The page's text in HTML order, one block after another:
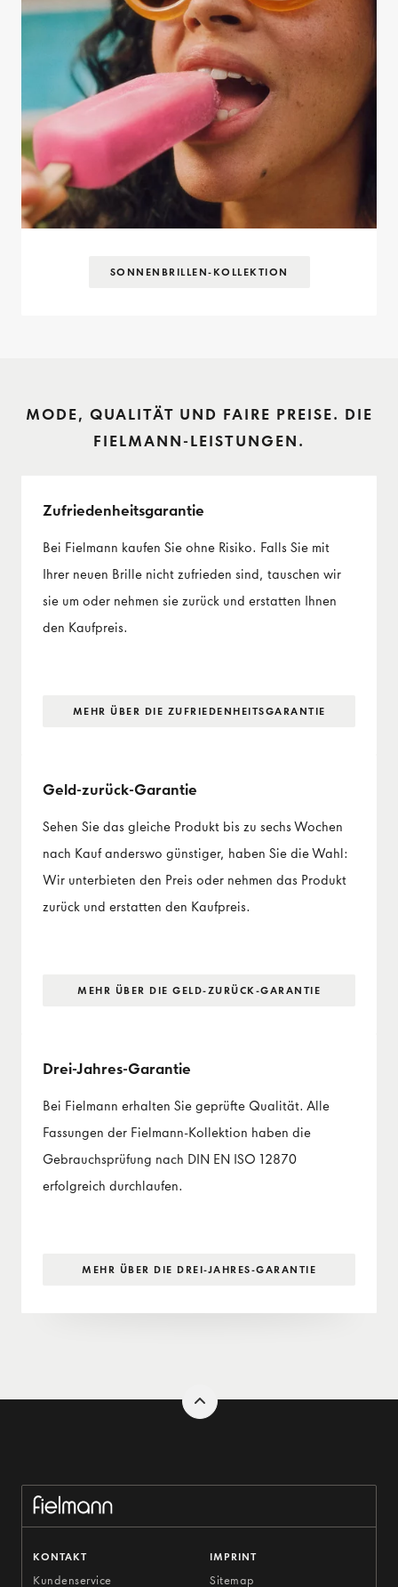
SONNENBRILLEN-KOLLEKTION
MODE, QUALITÄT UND FAIRE PREISE. DIE
FIELMANN-LEISTUNGEN.
Zufriedenheits­garantie
Bei Fielmann kaufen Sie ohne Risiko. Falls Sie mit
Ihrer neuen Brille nicht zufrieden sind, tauschen wir
sie um oder nehmen sie zurück und erstatten Ihnen
den Kaufpreis.
MEHR ÜBER DIE ZUFRIEDENHEITS­GARANTIE
Geld-zurück-Garantie
Sehen Sie das gleiche Produkt bis zu sechs Wochen
nach Kauf anderswo günstiger, haben Sie die Wahl:
Wir unterbieten den Preis oder nehmen das Produkt
zurück und erstatten den Kaufpreis.
MEHR ÜBER DIE GELD-ZURÜCK-GARANTIE
Drei-Jahres-Garantie
Bei Fielmann erhalten Sie geprüfte Qualität. Alle
Fassungen der Fielmann-Kollektion haben die
Gebrauchsprüfung nach DIN EN ISO 12870
erfolgreich durchlaufen.
MEHR ÜBER DIE DREI-JAHRES-GARANTIE
KONTAKT
Kundenservice
IMPRINT
Sitemap